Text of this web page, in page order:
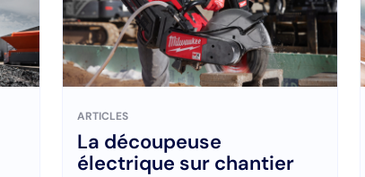
ARTICLES
La découpeuse
électrique sur chantier